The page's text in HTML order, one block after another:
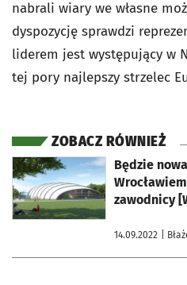
nabrali wiary we własne
dyspozycję sprawdzi
liderem jest występujący w
tej pory najlepszy strzelec
ZOBACZ RÓWNIEŻ
Będzie
zawodnicy
14.09.2022 |
otworzy się w nowej karcie